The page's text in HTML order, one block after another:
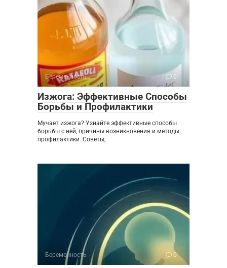
Беременность 0
Изжога: Эффективные Способы
Борьбы и Профилактики
Мучает изжога? Узнайте эффективные способы
борьбы с ней, причины возникновения и методы
профилактики. Советы,
Беременность 0